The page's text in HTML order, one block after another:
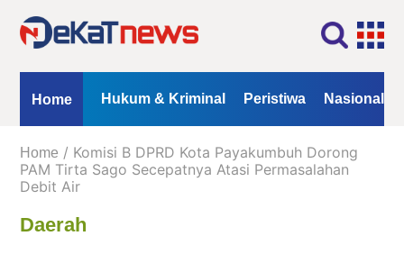
Home
Kanal
Berita
Hukum
&
Opini Hukum & Kriminal Peristiwa Nasional
Home
Home / Komisi B DPRD Kota Payakumbuh Dorong
PAM Tirta Sago Secepatnya Atasi Permasalahan
Debit Air
Daerah